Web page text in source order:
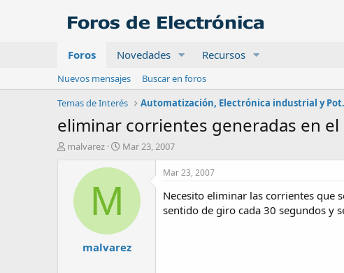
Foros Novedades Recursos
Nuevos mensajes
Buscar en foros
Temas de Interés
eliminar corrientes generadas en
A
malvarez
F
c
i
n
Mar 23, 2007
M
malvarez
Mar 23, 2007
Necesito eliminar las corrientes que
sentido de giro cada 30 segundos y